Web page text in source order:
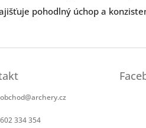
pohodlný úchop a
obchod@archery.cz
602 334 354